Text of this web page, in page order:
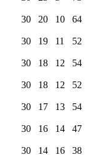
30 20 10 64
30 19 11 52
30 18 12 54
30 18 12 52
30 17 13 54
30 16 14 47
30 14 16 38